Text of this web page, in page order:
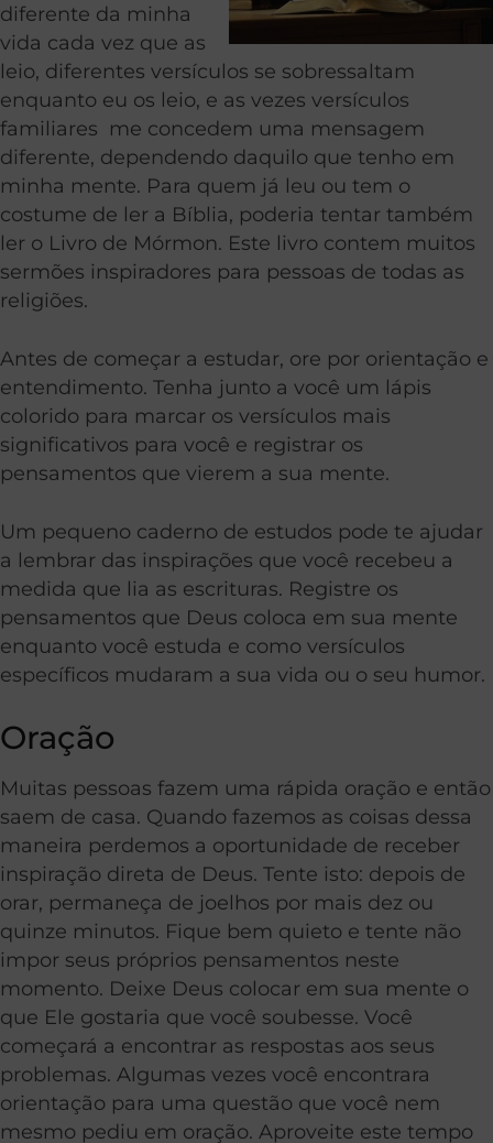
diferente da minha
vida cada vez que as
leio, diferentes versículos se sobressaltam
enquanto eu os leio, e as vezes versículos
familiares me concedem uma mensagem
diferente, dependendo daquilo que tenho em
minha mente. Para quem já leu ou tem o
costume de ler a Bíblia, poderia tentar também
ler o Livro de Mórmon. Este livro contem muitos
sermões inspiradores para pessoas de todas as
religiões.
Antes de começar a estudar, ore por orientação e
entendimento. Tenha junto a você um lápis
colorido para marcar os versículos mais
significativos para você e registrar os
pensamentos que vierem a sua mente.
Um pequeno caderno de estudos pode te ajudar
a lembrar das inspirações que você recebeu a
medida que lia as escrituras. Registre os
pensamentos que Deus coloca em sua mente
enquanto você estuda e como versículos
específicos mudaram a sua vida ou o seu humor.
Oração
Muitas pessoas fazem uma rápida oração e então
saem de casa. Quando fazemos as coisas dessa
maneira perdemos a oportunidade de receber
inspiração direta de Deus. Tente isto: depois de
orar, permaneça de joelhos por mais dez ou
quinze minutos. Fique bem quieto e tente não
impor seus próprios pensamentos neste
momento. Deixe Deus colocar em sua mente o
que Ele gostaria que você soubesse. Você
começará a encontrar as respostas aos seus
problemas. Algumas vezes você encontrara
orientação para uma questão que você nem
mesmo pediu em oração. Aproveite este tempo